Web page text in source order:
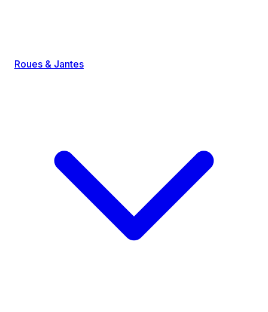
Roues & Jantes